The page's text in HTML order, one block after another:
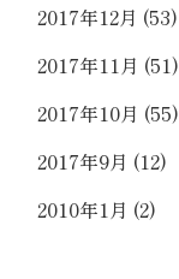
2017年12月 (53)
2017年11月 (51)
2017年10月 (55)
2017年9月 (12)
2010年1月 (2)